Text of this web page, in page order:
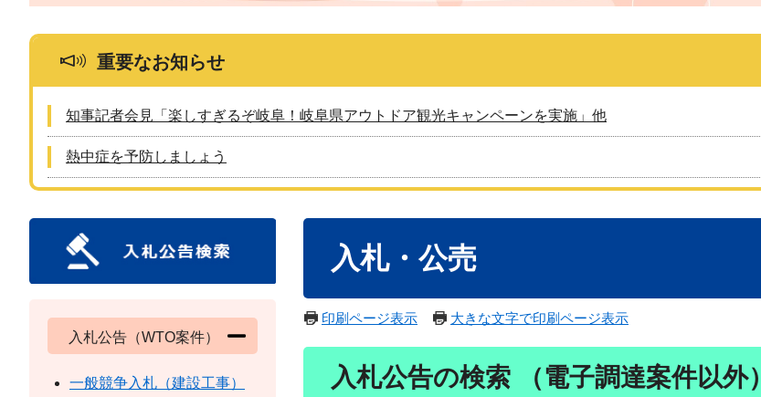
重要なお知らせ
知事記者会見「楽しすぎるぞ岐阜！岐阜県アウトドア観光キャンペーンを実施」他
熱中症を予防しましょう
入札・公売
印刷ページ表示 大きな文字で印刷ページ表示
入札公告の検索 （電子調達案件以外）
入札公告（WTO案件）
一般競争入札（建設工事）